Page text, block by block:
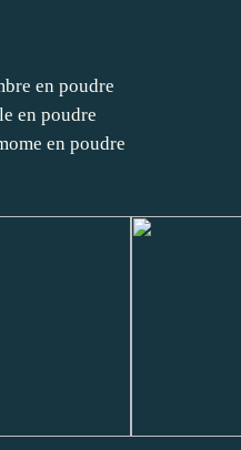
en poudre
en poudre
en poudre